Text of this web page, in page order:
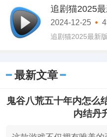
戏中玩家可以体验
搭配，功法搭配，
追剧猫2025
2024-12-25
追剧猫2025最新
样。
最新文章
鬼谷八荒五十年内怎么
内结丹